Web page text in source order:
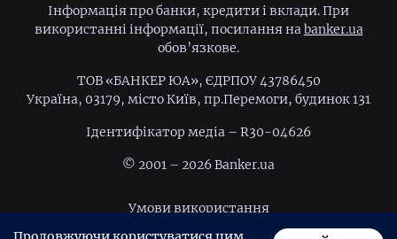
Інформація про банки, кредити і вклади. При
використанні інформації, посилання наbanker.ua
обов’язкове.
ТОВ «БАНКЕР ЮА», ЄДРПОУ 43786450
Україна, 03179, місто Київ, пр.Перемоги, будинок 131
Ідентифiкатор медiа – R30-04626
© 2001 – 2026 Banker.ua
Умови використання